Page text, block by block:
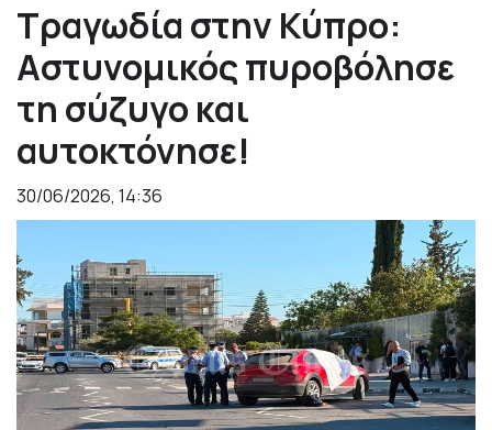
Τραγωδία στην Κύπρο:
Αστυνομικός πυροβόλησε
τη σύζυγο και
αυτοκτόνησε!
30/06/2026, 14:36